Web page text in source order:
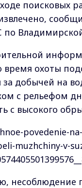
поисковых
охоты
за добычей на
с рельефом
с высокого
несоблюдение